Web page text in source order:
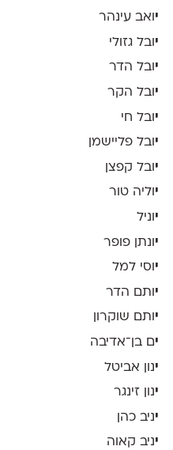
יואב עינהר
י ובל גזולי
יובל הדר
י ובל הקר
י ובל חי
יובל פליישמן
י ובל קפצן
יוליה טור
י וניל
י ונתן פופר
יוסי למל
י ותם הדר
יותם שוקרון
ים בן־אדיבה
ינון אביטל
ינון זינגר
יניב כהן
יניב קאוה